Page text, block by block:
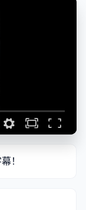
！